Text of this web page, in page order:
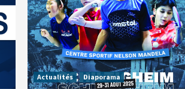
Actualités Diaporama